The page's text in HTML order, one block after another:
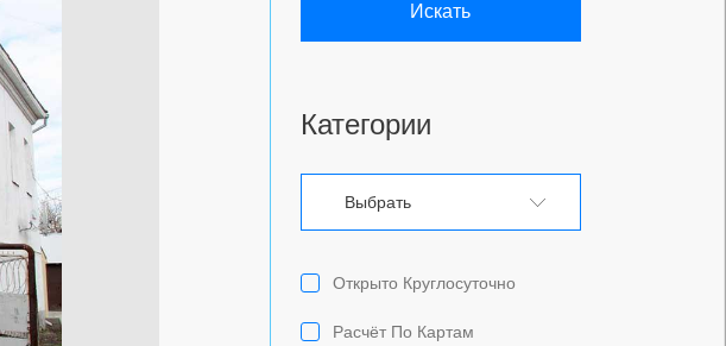
Искать
Категории
Выбрать
Открыто Круглосуточно
Расчёт По Картам